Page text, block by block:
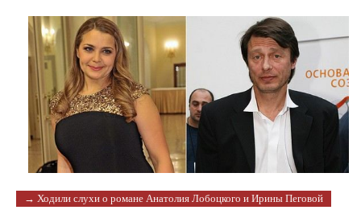
→ Ходили слухи о романе Анатолия Лобоцкого и Ирины Пеговой